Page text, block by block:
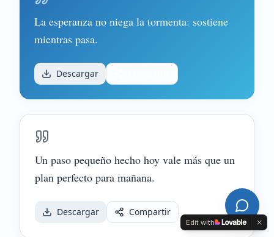
La esperanza no niega la tormenta: sostiene
mientras pasa.
Descargar
Un paso pequeño hecho hoy vale más que un
plan perfecto para mañana.
Descargar Compartir
Edit with